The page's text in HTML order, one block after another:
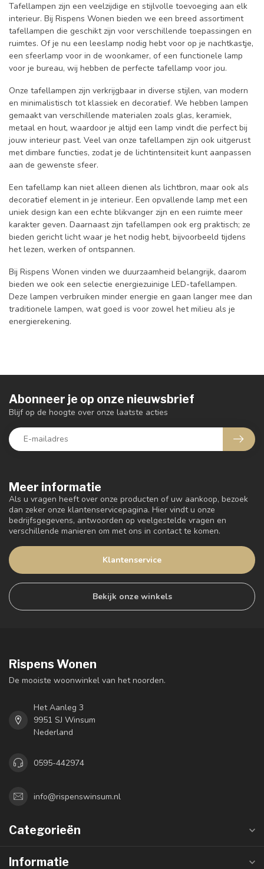
Tafellampen zijn een veelzijdige en stijlvolle toevoeging aan elk
interieur. Bij Rispens Wonen bieden we een breed assortiment
tafellampen die geschikt zijn voor verschillende toepassingen en
ruimtes. Of je nu een leeslamp nodig hebt voor op je nachtkastje,
een sfeerlamp voor in de woonkamer, of een functionele lamp
voor je bureau, wij hebben de perfecte tafellamp voor jou.
Onze tafellampen zijn verkrijgbaar in diverse stijlen, van modern
en minimalistisch tot klassiek en decoratief. We hebben lampen
gemaakt van verschillende materialen zoals glas, keramiek,
metaal en hout, waardoor je altijd een lamp vindt die perfect bij
jouw interieur past. Veel van onze tafellampen zijn ook uitgerust
met dimbare functies, zodat je de lichtintensiteit kunt aanpassen
aan de gewenste sfeer.
Een tafellamp kan niet alleen dienen als lichtbron, maar ook als
decoratief element in je interieur. Een opvallende lamp met een
uniek design kan een echte blikvanger zijn en een ruimte meer
karakter geven. Daarnaast zijn tafellampen ook erg praktisch; ze
bieden gericht licht waar je het nodig hebt, bijvoorbeeld tijdens
het lezen, werken of ontspannen.
Bij Rispens Wonen vinden we duurzaamheid belangrijk, daarom
bieden we ook een selectie energiezuinige LED-tafellampen.
Deze lampen verbruiken minder energie en gaan langer mee dan
traditionele lampen, wat goed is voor zowel het milieu als je
energierekening.
Meer informatie
Als u vragen heeft over onze producten of uw aankoop, bezoek
dan zeker onze klantenservicepagina. Hier vindt u onze
bedrijfsgegevens, antwoorden op veelgestelde vragen en
verschillende manieren om met ons in contact te komen.
Klantenservice
Bekijk onze winkels
Abonneer je op onze nieuwsbrief
Blijf op de hoogte over onze laatste acties
Rispens Wonen
De mooiste woonwinkel van het noorden.
Het Aanleg 3
9951 SJ Winsum
Nederland
0595-442974
info@rispenswinsum.nl
Categorieën
Informatie